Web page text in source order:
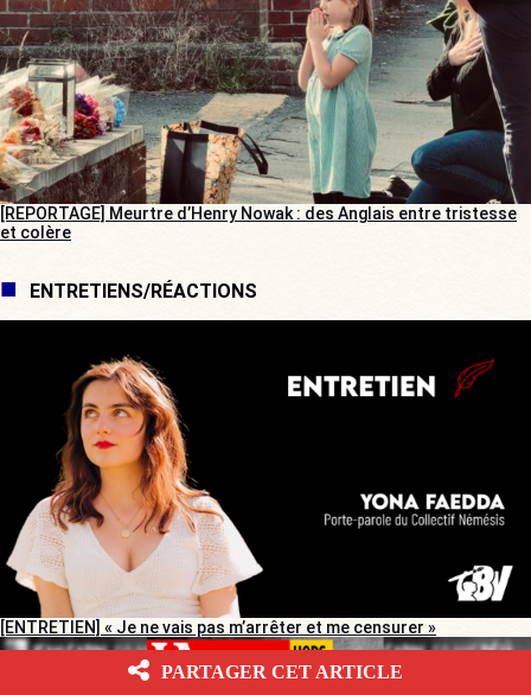
[REPORTAGE] Meurtre d’Henry Nowak : des Anglais entre tristesse
et colère
ENTRETIENS/RÉACTIONS
[ENTRETIEN] « Je ne vais pas m’arrêter et me censurer »
PARTAGER CET ARTICLE